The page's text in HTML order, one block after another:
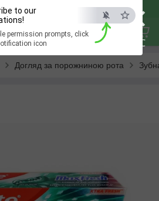
×
ESC
to our
permission prompts, click
icon
Догляд за порожниною рота